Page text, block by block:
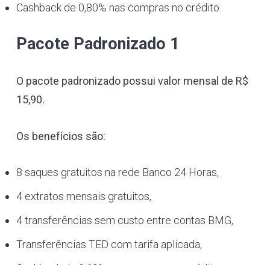
Cashback de 0,80% nas compras no crédito.
Pacote Padronizado 1
O pacote padronizado possui valor mensal de R$
15,90.
Os benefícios são:
8 saques gratuitos na rede Banco 24 Horas,
4 extratos mensais gratuitos,
4 transferências sem custo entre contas BMG,
Transferências TED com tarifa aplicada,